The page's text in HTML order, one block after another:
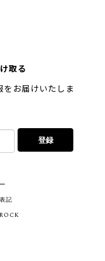
取る
お届けいたしま
登録
記